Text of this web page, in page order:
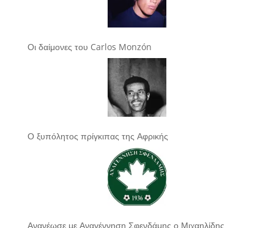
Οι δαίμονες του Carlos Monzón
Ο ξυπόλητος πρίγκιπας της Αφρικής
Ανανέωσε με Αναγέννηση Σφενδάμης ο Μιχαηλίδης